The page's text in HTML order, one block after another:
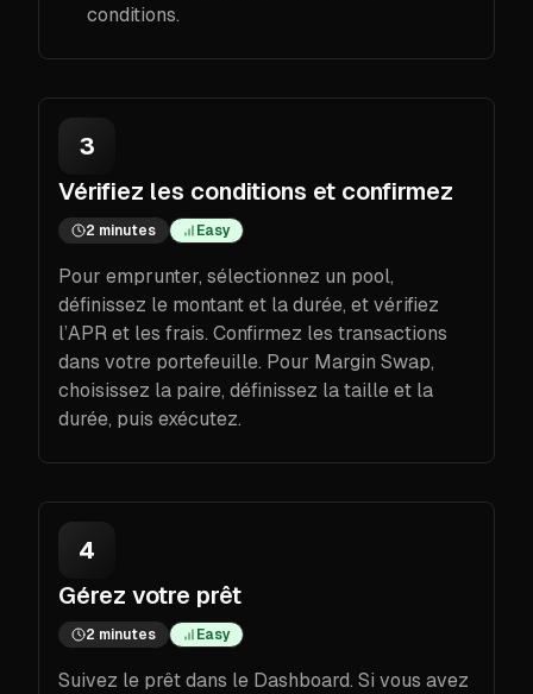
conditions.
3
Vérifiez les conditions et confirmez
2 minutes Easy
Pour emprunter, sélectionnez un pool,
définissez le montant et la durée, et vérifiez
l’APR et les frais. Confirmez les transactions
dans votre portefeuille. Pour Margin Swap,
choisissez la paire, définissez la taille et la
durée, puis exécutez.
4
Gérez votre prêt
2 minutes Easy
Suivez le prêt dans le Dashboard. Si vous avez